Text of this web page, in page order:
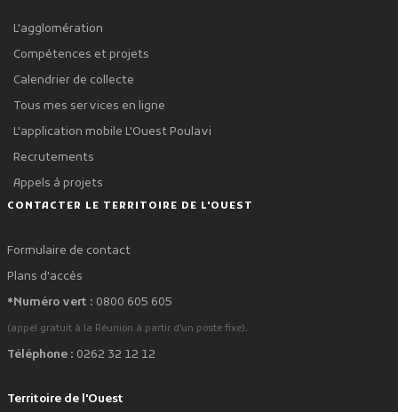
L'agglomération
Compétences et projets
Calendrier de collecte
Tous mes services en ligne
L'application mobile L'Ouest Poulavi
Recrutements
Appels à projets
CONTACTER LE TERRITOIRE DE L'OUEST
Formulaire de contact
Plans d'accès
*Numéro vert : 0800 605 605
(appel gratuit à la Réunion à partir d'un poste fixe).
Téléphone : 0262 32 12 12
Territoire de l'Ouest